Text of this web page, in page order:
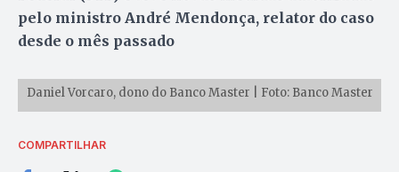
pelo ministro André Mendonça, relator do caso
desde o mês passado
Daniel Vorcaro, dono do Banco Master | Foto: Banco Master
COMPARTILHAR